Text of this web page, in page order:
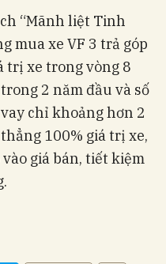
“Mãnh liệt Tinh
mua xe VF 3 trả góp
trị xe trong vòng 8
2 năm đầu và số
chỉ khoảng hơn 2
100% giá trị xe,
giá bán, tiết kiệm